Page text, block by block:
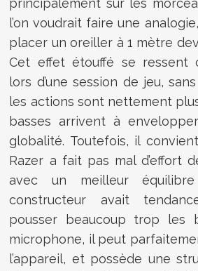
principalement sur les
l’on voudrait faire une
placer un oreiller à 1 mètre
Cet effet étouffé se ressent
lors d’une session de jeu,
les actions sont nettement
basses arrivent à
globalité. Toutefois, il
Razer a fait pas mal d’effort
avec un meilleur
constructeur avait
pousser beaucoup trop les
microphone, il peut
l’appareil, et possède une